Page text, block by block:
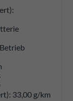
33,00 g/km